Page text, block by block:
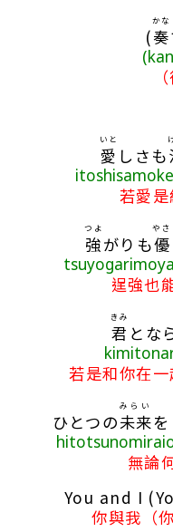
(奏
かな
愛
いと
しさも
若愛
強
つよ
がりも優
やさ
逞強也
君
きみ
とな
若是和你在
ひとつの未来
みらい
無論
You and I
你與我（